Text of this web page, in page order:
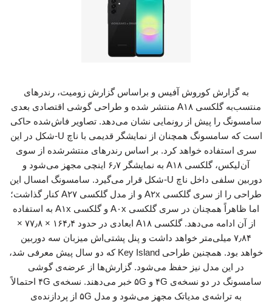
به گزارش کوروش آفیس و براساس گزارش زومیت، رندرهای
منتسب‌به گلکسی A۱۸ منتشر شده و طراحی گوشی اقتصادی بعدی
سامسونگ را پیش از رونمایی نشان می‌دهد. تصاویر فاش‌شده حاکی
است که سامسونگ همچنان از نمایشگر قدیمی با ناچ U-شکل در این
سری استفاده خواهد کرد. بر اساس رندرهای منتشرشده از سوی
آن‌لیکس، گلکسی A۱۸ به نمایشگر ۶٫۷ اینچی مجهز می‌شود و
دوربین سلفی داخل ناچ U-‌شکل قرار می‌گیرد. سامسونگ امسال این
طراحی را از سری گلکسی A۲x و از مدل گلکسی A۲۷ کنار گذاشت؛
اما ظاهراً همچنان در سری گلکسی A۰x و گلکسی A۱x به استفاده
از آن ادامه می‌دهد. گلکسی A۱۸ ابعادی در حدود ۱۶۴٫۴ × ۷۷٫۸ ×
۷٫۸۴ میلی‌متر خواهد داشت و پنل پشتی‌اش میزبان سه دوربین
خواهد بود. همچنین طراحی Key Island که دو سال پیش معرفی شد،
در این مدل نیز حفظ می‌شود. گزارش‌ها از عرضه‌ی گوشی
سامسونگ در دو نسخه‌ی ۴G و ۵G خبر می‌دهند. نسخه‌ی ۴G احتمالاً
به تراشه‌ی مدیاتک مجهز می‌شود و مدل ۵G از پردازنده‌ی